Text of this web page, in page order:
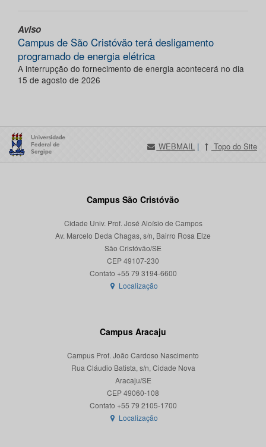
Aviso
Campus de São Cristóvão terá desligamento
programado de energia elétrica
A interrupção do fornecimento de energia acontecerá no dia
15 de agosto de 2026
WEBMAIL | Topo do Site
Campus São Cristóvão
Cidade Univ. Prof. José Aloísio de Campos
Av. Marcelo Deda Chagas, s/n, Bairro Rosa Elze
São Cristóvão/SE
CEP 49107-230
Localização
Campus Aracaju
Campus Prof. João Cardoso Nascimento
Rua Cláudio Batista, s/n, Cidade Nova
Aracaju/SE
CEP 49060-108
Localização